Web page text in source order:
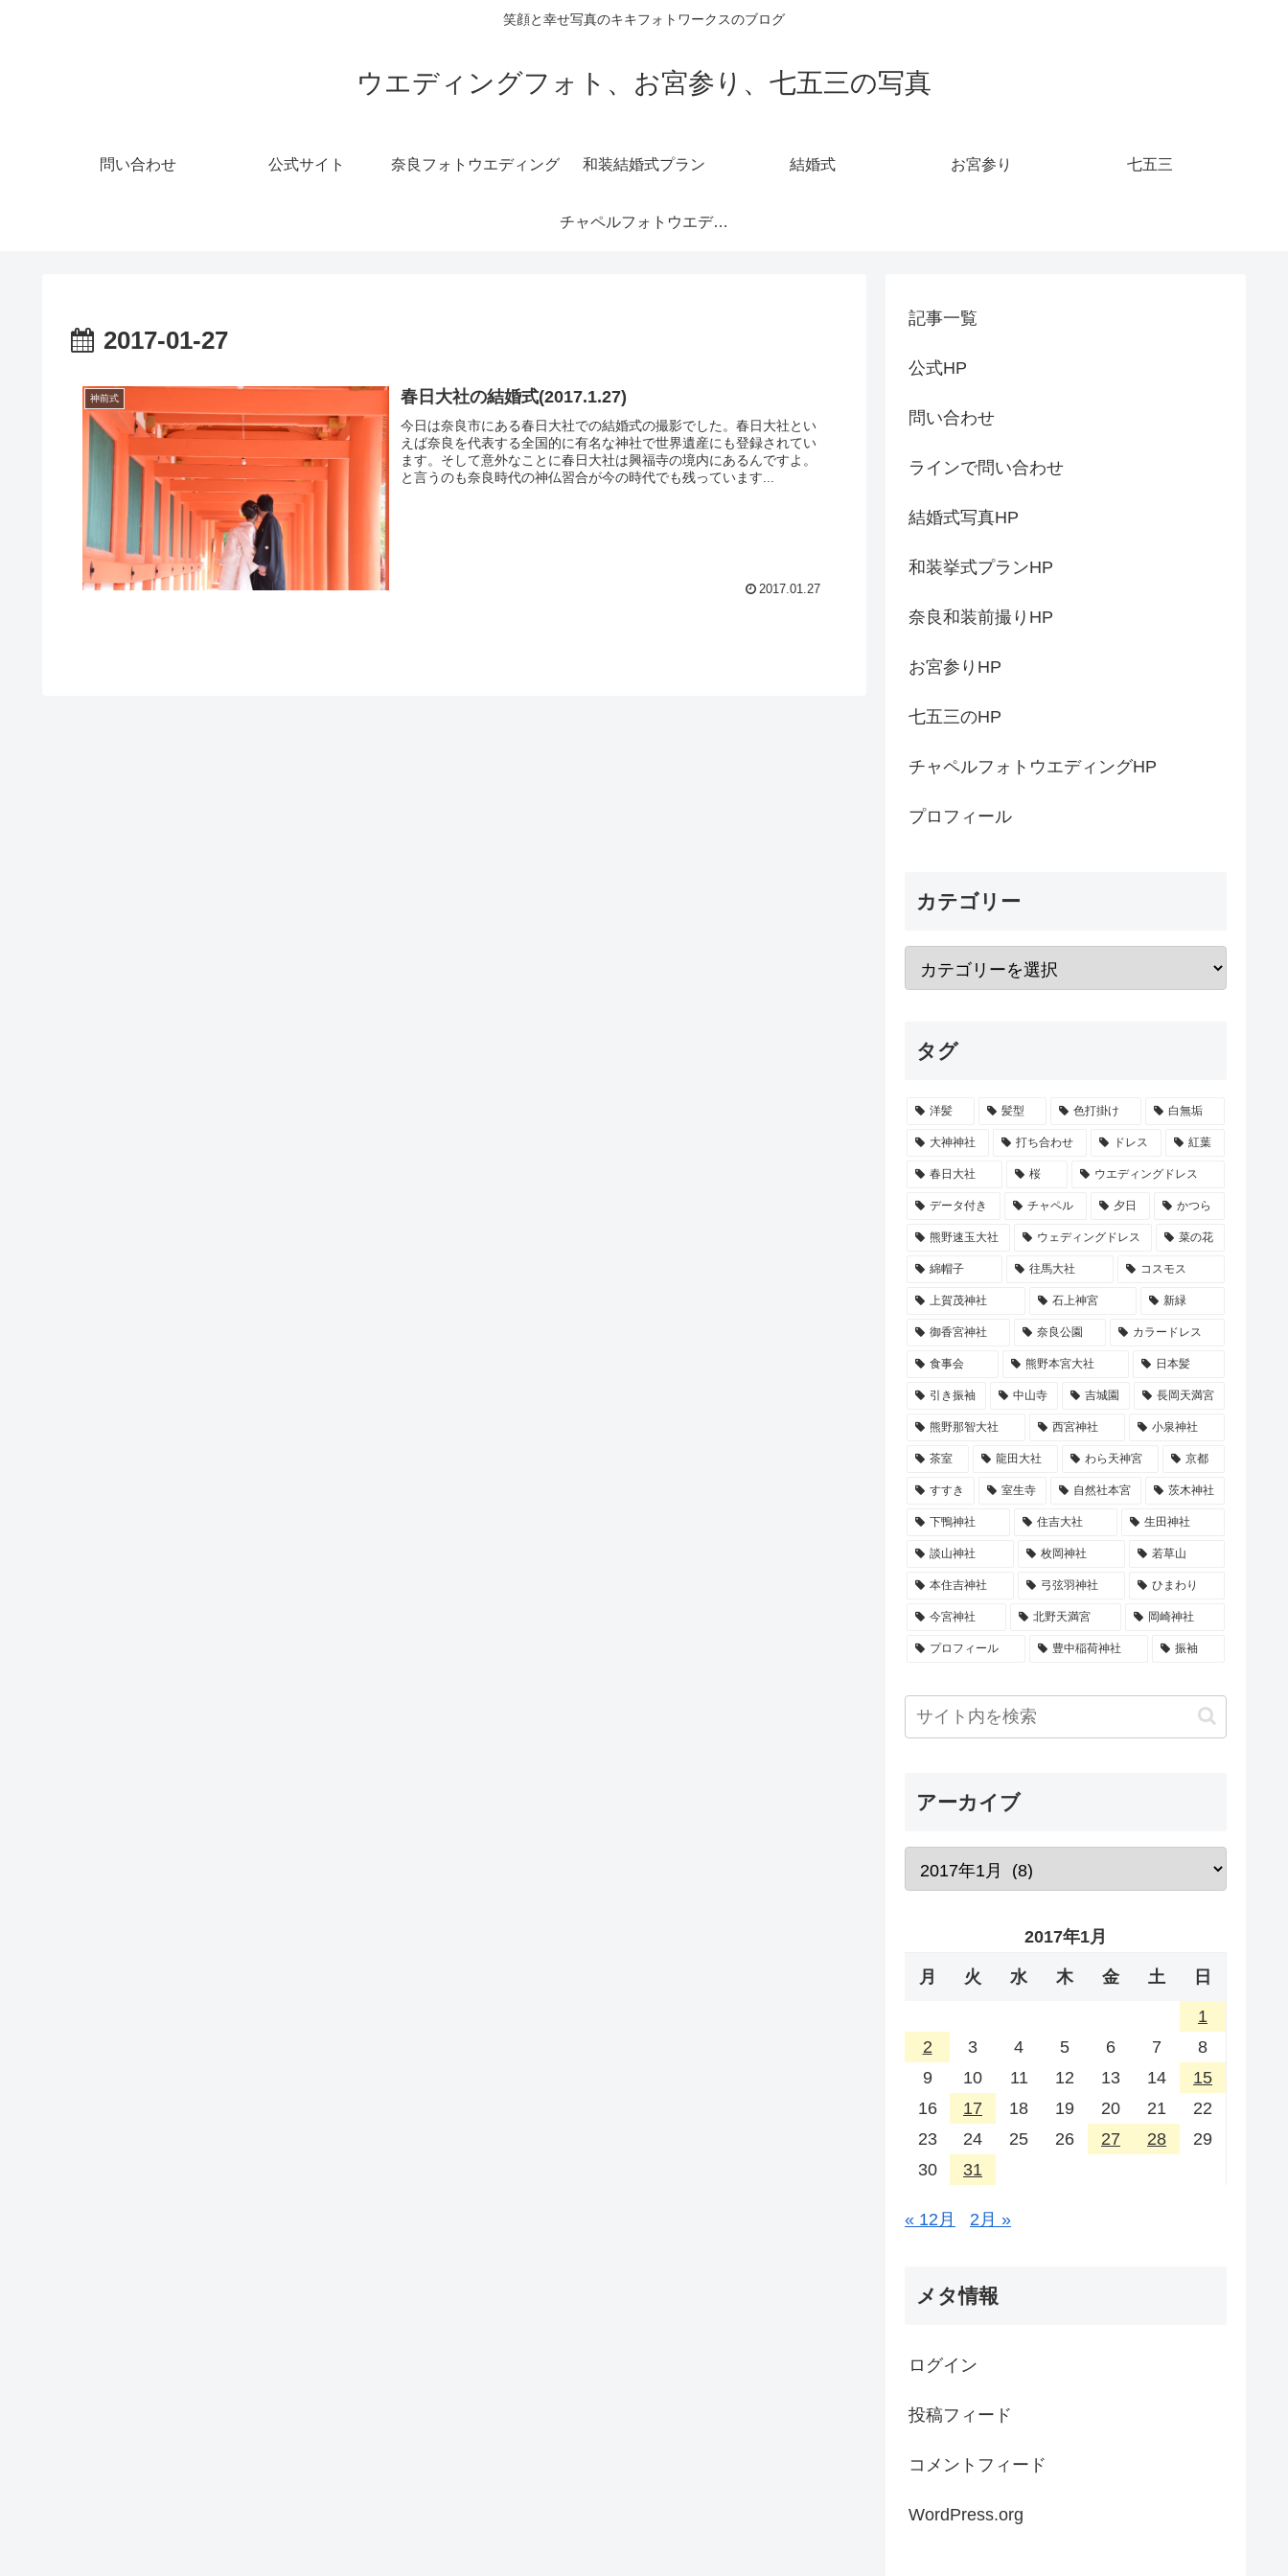
笑顔と幸せ写真のキキフォトワークスのブログ
ウエディングフォト、お宮参り、七五三の写真
問い合わせ 公式サイト 奈良フォトウエディング 和装結婚式プラン 結婚式 お宮参り 七五三
チャペルフォトウエディング
2017-01-27
神前式 春日大社の結婚式(2017.1.27)
今日は奈良市にある春日大社での結婚式の撮影でした。春日大社とい
えば奈良を代表する全国的に有名な神社で世界遺産にも登録されてい
ます。そして意外なことに春日大社は興福寺の境内にあるんですよ。
と言うのも奈良時代の神仏習合が今の時代でも残っています...
2017.01.27
記事一覧
公式HP
問い合わせ
ラインで問い合わせ
結婚式写真HP
和装挙式プランHP
奈良和装前撮りHP
お宮参りHP
七五三のHP
チャペルフォトウエディングHP
プロフィール
カテゴリー
タグ
洋髪 髪型 色打掛け 白無垢
大神神社 打ち合わせ ドレス 紅葉
春日大社 桜 ウエディングドレス
データ付き チャペル 夕日 かつら
熊野速玉大社 ウェディングドレス 菜の花
綿帽子 往馬大社 コスモス
上賀茂神社 石上神宮 新緑
御香宮神社 奈良公園 カラードレス
食事会 熊野本宮大社 日本髪
引き振袖 中山寺 吉城園 長岡天満宮
熊野那智大社 西宮神社 小泉神社
茶室 龍田大社 わら天神宮 京都
すすき 室生寺 自然社本宮 茨木神社
下鴨神社 住吉大社 生田神社
談山神社 枚岡神社 若草山
本住吉神社 弓弦羽神社 ひまわり
今宮神社 北野天満宮 岡崎神社
プロフィール 豊中稲荷神社 振袖
アーカイブ
2017年1月
月 火 水 木 金 土 日
1
2
3 4 5 6 7
8
9
10 11 12 13 14
15
16
17 18 19 20 21
22
23
24 25 26 27 28
29
30
31
« 12月 2月 »
メタ情報
ログイン
投稿フィード
コメントフィード
WordPress.org